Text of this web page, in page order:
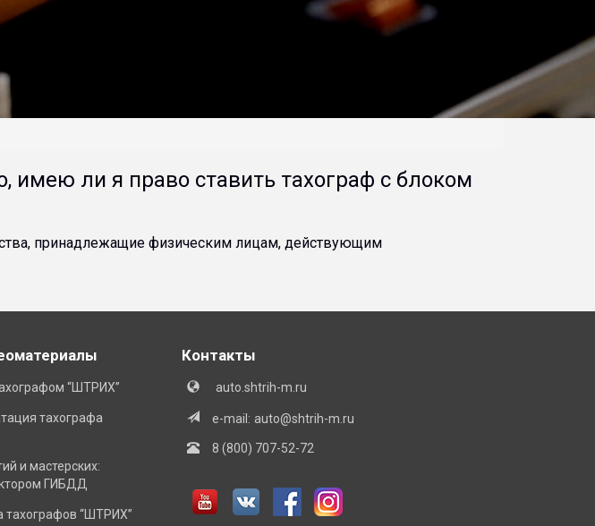
имею ли я право ставить тахограф с блоком
принадлежащие физическим лицам, действующим
“ШТРИХ”
тахографа
и мастерских:
ГИБДД
тахографов “ШТРИХ”
Контакты
auto.shtrih-m.ru
e-mail: auto@shtrih-m.ru
8 (800) 707-52-72